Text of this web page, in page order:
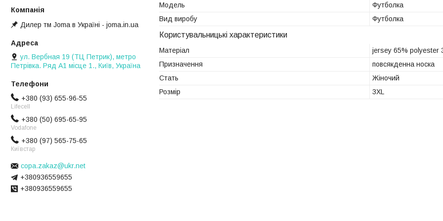
Модель
Футболка
Вид виробу
Футболка
Користувальницькі характеристики
Матеріал
jersey 65% polyester
Призначення
повсякденна носка
Стать
Жіночий
Розмір
3XL
Дилер тм Joma в Україні - joma.in.ua
ул. Вербная 19 (ТЦ Петрик), метро
Петрівка. Ряд А1 місце 1., Київ, Україна
+380 (93) 655-96-55
Lifecell
+380 (50) 695-65-95
Vodafone
+380 (97) 565-75-65
Київстар
copa.zakaz@ukr.net
+380936559655
+380936559655